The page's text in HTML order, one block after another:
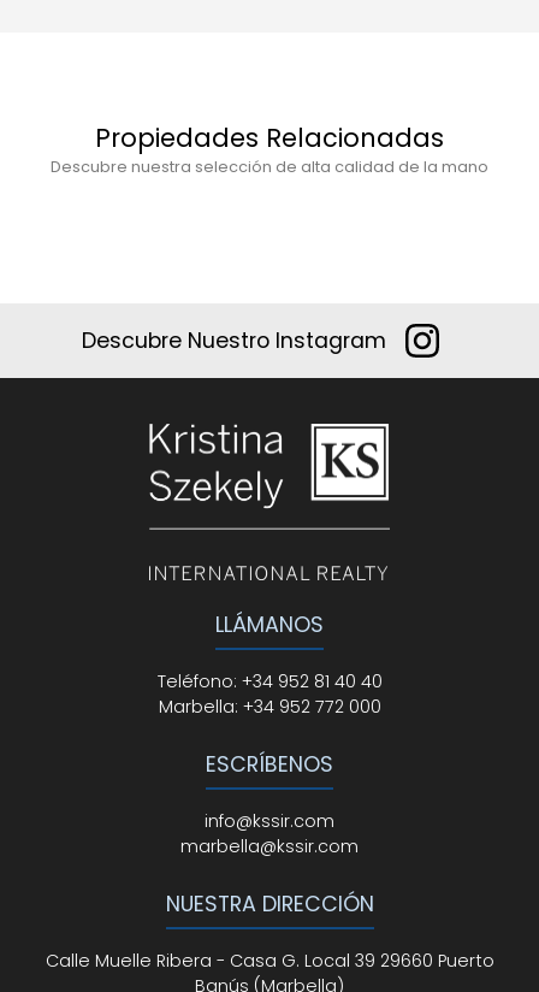
Propiedades Relacionadas
Descubre nuestra selección de alta calidad de la mano
Descubre Nuestro Instagram
LLÁMANOS
Teléfono: +34 952 81 40 40
Marbella: +34 952 772 000
ESCRÍBENOS
info@kssir.com
marbella@kssir.com
NUESTRA DIRECCIÓN
Calle Muelle Ribera - Casa G. Local 39 29660 Puerto
Banús (Marbella)